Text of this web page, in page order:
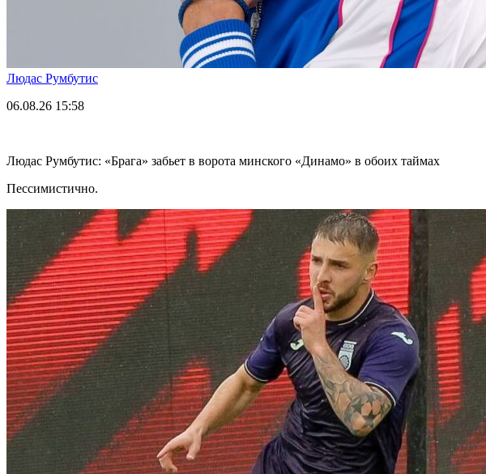
Людас Румбутис
06.08.26 15:58
Людас Румбутис: «Брага» забьет в ворота минского «Динамо» в обоих таймах
Пессимистично.